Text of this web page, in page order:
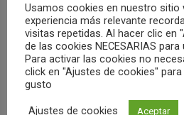
Usamos cookies en nuestro sitio
experiencia más relevante
visitas repetidas. Al hacer clic en
de las cookies NECESARIAS
Para activar las cookies no
click en "Ajustes de cookies"
gusto
Ajustes de cookies Aceptar